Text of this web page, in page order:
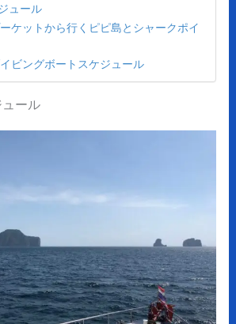
ュール
ケットから行くピピ島とシャークポイ
ビングボートスケジュール
ール